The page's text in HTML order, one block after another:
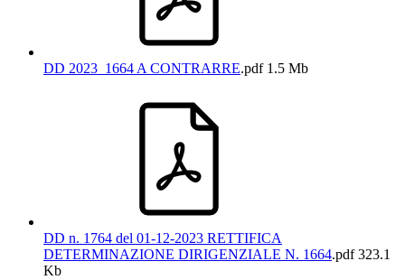
DD 2023_1664 A CONTRARRE.pdf1.5 Mb
DD n. 1764 del 01-12-2023 RETTIFICA
DETERMINAZIONE DIRIGENZIALE N. 1664.pdf323.1
Kb